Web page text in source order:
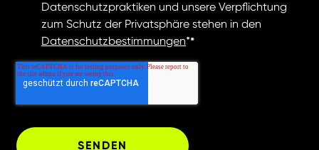
Datenschutzpraktiken und unsere Verpflichtung
zum Schutz der Privatsphäre stehen in den
Datenschutzbestimmungen**